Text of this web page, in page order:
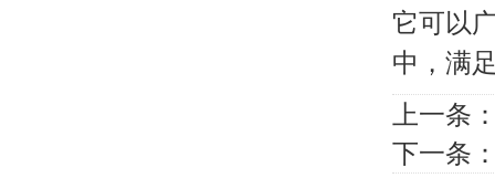
它可以
中，满
上一条
下一条